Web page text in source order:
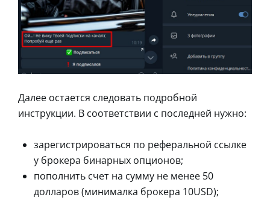
Далее остается следовать подробной
инструкции. В соответствии с последней нужно:
зарегистрироваться по реферальной ссылке
у брокера бинарных опционов;
пополнить счет на сумму не менее 50
долларов (минималка брокера 10USD);